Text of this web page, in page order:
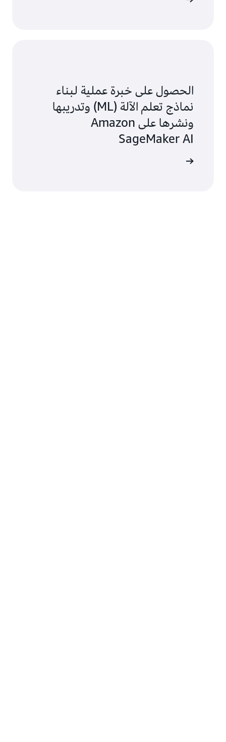
الحصول على خبرة عملية لبناء
نماذج تعلم الآلة (ML) وتدريبها
ونشرها على Amazon
SageMaker AI